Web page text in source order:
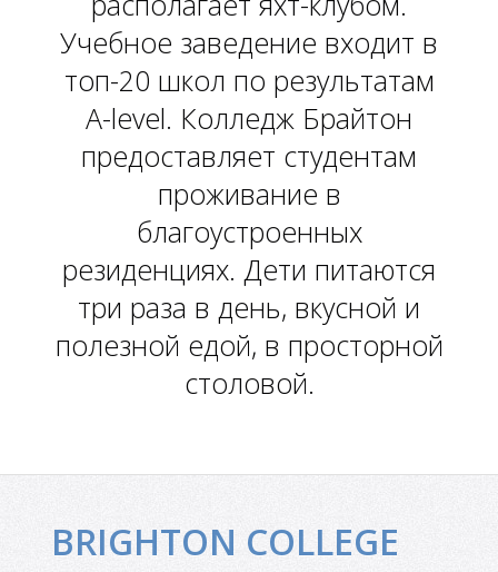
Л
Учебное заведение входит в
топ-20 школ по результатам
A-level. Колледж Брайтон
предоставляет студентам
проживание в
благоустроенных
резиденциях. Дети питаются
три раза в день, вкусной и
полезной едой, в просторной
столовой.
BRIGHTON COLLEGE